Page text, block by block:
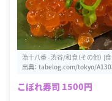
漁十八番 - 渋谷/和食（その他） [
出典： tabelog.com/tokyo/
こぼれ寿司 1500円